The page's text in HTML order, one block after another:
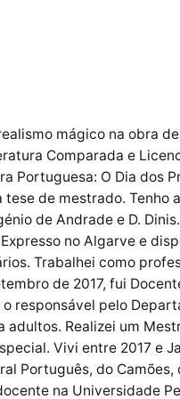
mágico na obra
Comparada e
Portuguesa: O Dia dos
de mestrado.
de Andrade e D.
no Algarve e
Trabalhei como
de 2017, fui
responsável pelo
Realizei um
Vivi entre 2017 e
Português, do
na Universidade